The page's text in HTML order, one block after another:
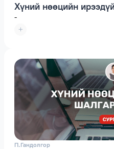
Хүний нөөцийн
-
П.Гандолгор